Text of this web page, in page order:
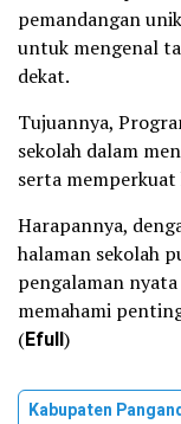
pemandangan
untuk mengenal
dekat.
Tujuannya,
sekolah dalam
serta memperkuat
Harapannya,
halaman sekolah
pengalaman
memahami
(Efull)
Kabupaten